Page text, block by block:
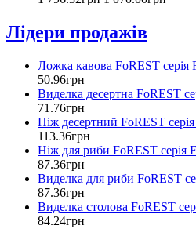
Лідери продажів
Ложка кавова FoREST серія
50.96грн
Виделка десертна FoREST
71 .76грн
Ніж десертний FoREST
113.36грн
Ніж для риби FoREST серія
87.36грн
Виделка для риби FoREST
87.36грн
Виделка столова FoREST
84.24грн